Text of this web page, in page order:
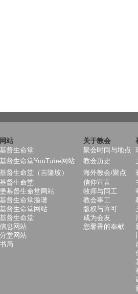
站 关于教会
督生命堂 聚会时间与地点
督生命堂YouTube网站 教会历史
督生命堂（吉隆坡） 海外教会/聚点
督生命堂
信仰宣言
基督生命堂网站 牧师与同工
督生命堂脸谱
教会事工
督生命堂网站
版权与许可
督生命堂
成为会友
息网站
您馨香的奉献
堂网站
局